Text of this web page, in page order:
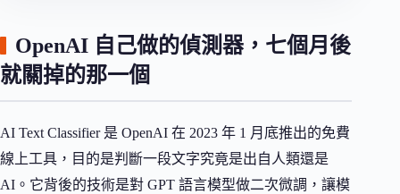
OpenAI 自己做的偵測器，七個月後
就關掉的那一個
AI Text Classifier 是 OpenAI 在 2023 年 1 月底推出的免費
線上工具，目的是判斷一段文字究竟是出自人類還是
AI。它背後的技術是對 GPT 語言模型做二次微調，讓模